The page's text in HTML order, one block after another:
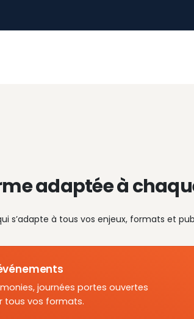
adaptée à
s’adapte à tous vos enjeux, formats et
journées portes ouvertes
tous vos formats.